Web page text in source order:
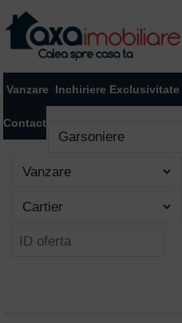
Vanzare Inchiriere Exclusivitate
Contact